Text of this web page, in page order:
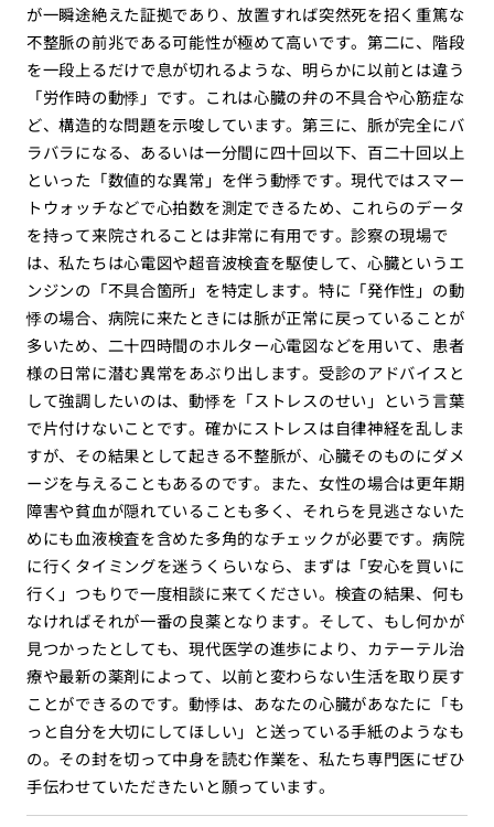
が一瞬途絶えた証拠であり、放置すれば突然死を招く重篤な
不整脈の前兆である可能性が極めて高いです。第二に、階段
を一段上るだけで息が切れるような、明らかに以前とは違う
「労作時の動悸」です。これは心臓の弁の不具合や心筋症な
ど、構造的な問題を示唆しています。第三に、脈が完全にバ
ラバラになる、あるいは一分間に四十回以下、百二十回以上
といった「数値的な異常」を伴う動悸です。現代ではスマー
トウォッチなどで心拍数を測定できるため、これらのデータ
を持って来院されることは非常に有用です。診察の現場で
は、私たちは心電図や超音波検査を駆使して、心臓というエ
ンジンの「不具合箇所」を特定します。特に「発作性」の動
悸の場合、病院に来たときには脈が正常に戻っていることが
多いため、二十四時間のホルター心電図などを用いて、患者
様の日常に潜む異常をあぶり出します。受診のアドバイスと
して強調したいのは、動悸を「ストレスのせい」という言葉
で片付けないことです。確かにストレスは自律神経を乱しま
すが、その結果として起きる不整脈が、心臓そのものにダメ
ージを与えることもあるのです。また、女性の場合は更年期
障害や貧血が隠れていることも多く、それらを見逃さないた
めにも血液検査を含めた多角的なチェックが必要です。病院
に行くタイミングを迷うくらいなら、まずは「安心を買いに
行く」つもりで一度相談に来てください。検査の結果、何も
なければそれが一番の良薬となります。そして、もし何かが
見つかったとしても、現代医学の進歩により、カテーテル治
療や最新の薬剤によって、以前と変わらない生活を取り戻す
ことができるのです。動悸は、あなたの心臓があなたに「も
っと自分を大切にしてほしい」と送っている手紙のようなも
の。その封を切って中身を読む作業を、私たち専門医にぜひ
手伝わせていただきたいと願っています。